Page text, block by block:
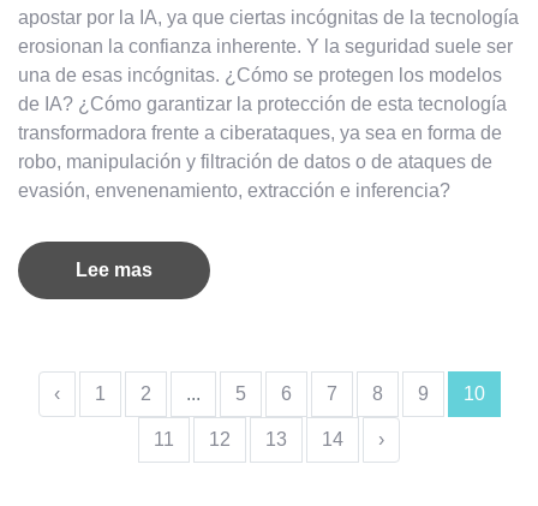
apostar por la IA, ya que ciertas incógnitas de la tecnología
erosionan la confianza inherente. Y la seguridad suele ser
una de esas incógnitas. ¿Cómo se protegen los modelos
de IA? ¿Cómo garantizar la protección de esta tecnología
transformadora frente a ciberataques, ya sea en forma de
robo, manipulación y filtración de datos o de ataques de
evasión, envenenamiento, extracción e inferencia?
Lee mas
‹ 1 2 ... 5 6 7 8 9 10
11 12 13 14 ›